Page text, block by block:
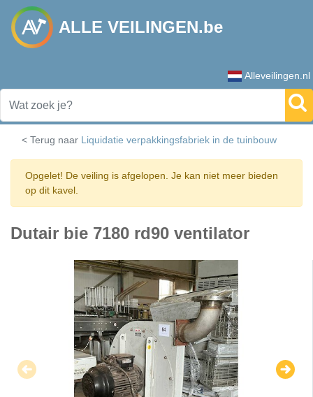
ALLE VEILINGEN.be
Alleveilingen.nl
< Terug naar Liquidatie verpakkingsfabriek in de tuinbouw
Opgelet! De veiling is afgelopen. Je kan niet meer bieden
op dit kavel.
Dutair bie 7180 rd90 ventilator